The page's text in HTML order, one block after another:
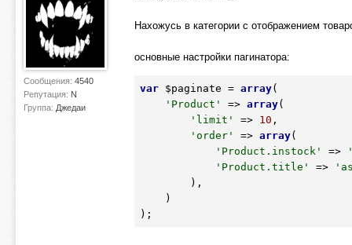
Сообщения: 4540
Репутация: N
Группа: Джедаи
Нахожусь в категории с отображением
основные настройки пагинатора:
var $paginate = array(
'Product'
=> array(
'limit'
=> 10 ,
'order'
=> array(
'Product.instock'
=>
'Product.title'
=>
);